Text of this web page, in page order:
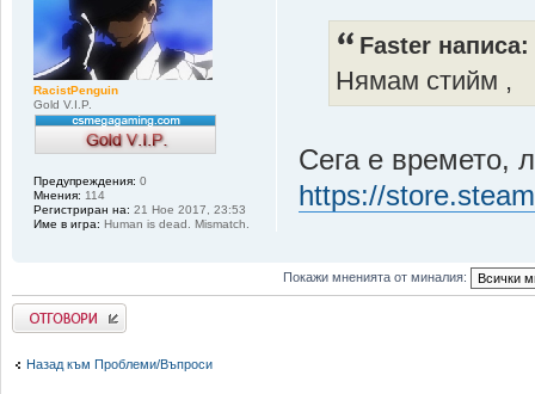
Faster написа:
Нямам стийм ,
Сега е времето,
https://
RacistPenguin
Gold V.I.P.
Предупреждения: 0
Мнения: 114
Регистриран на: 21 Ное 2017, 23:53
Име в игра: Human is dead. Mismatch.
Покажи мненията от миналия:
Добави отговор
Назад към Проблеми/Въпроси